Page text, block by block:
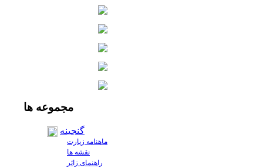
مجموعه ها
گنجینه
ماهنامه زیارت
نقشه ها
راهنمای زائر